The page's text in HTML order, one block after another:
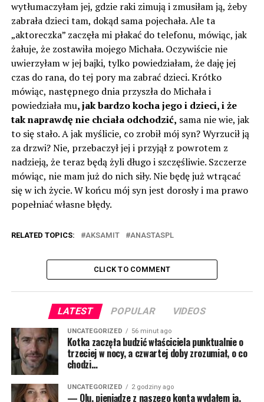
wytłumaczyłam jej, gdzie raki zimują i zmusiłam ją, żeby
zabrała dzieci tam, dokąd sama pojechała. Ale ta
„aktoreczka” zaczęła mi płakać do telefonu, mówiąc, jak
żałuje, że zostawiła mojego Michała. Oczywiście nie
uwierzyłam w jej bajki, tylko powiedziałam, że daję jej
czas do rana, do tej pory ma zabrać dzieci. Krótko
mówiąc, następnego dnia przyszła do Michała i
powiedziała mu, jak bardzo kocha jego i dzieci, i że
tak naprawdę nie chciała odchodzić, sama nie wie, jak
to się stało. A jak myślicie, co zrobił mój syn? Wyrzucił ją
za drzwi? Nie, przebaczył jej i przyjął z powrotem z
nadzieją, że teraz będą żyli długo i szczęśliwie. Szczerze
mówiąc, nie mam już do nich siły. Nie będę już wtrącać
się w ich życie. W końcu mój syn jest dorosły i ma prawo
popełniać własne błędy.
RELATED TOPICS: AKSAMIT ANASTASPL
CLICK TO COMMENT
LATEST POPULAR VIDEOS
UNCATEGORIZED 56 minut ago
Kotka zaczęła budzić właściciela punktualnie o
trzeciej w nocy, a czwartej doby zrozumiał, o co
chodzi…
UNCATEGORIZED 2 godziny ago
— Olu, pieniądze z naszego konta wydałem ja.